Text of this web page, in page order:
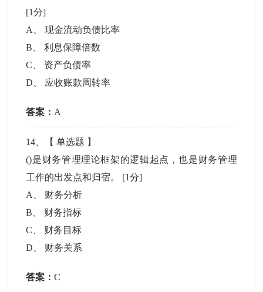
[1分]
A
、现金流动负债比率
B 、利息保障倍数
C
资产负债率
D
应收账款周转率
答案： A
14 、【单选题 】
()是财务管理理论框架的逻辑起点，也是财务管理
工作的出发点和归宿。 [1分]
A
财务分析
B
财务指标
C
财务目标
D
财务关系
答案：C